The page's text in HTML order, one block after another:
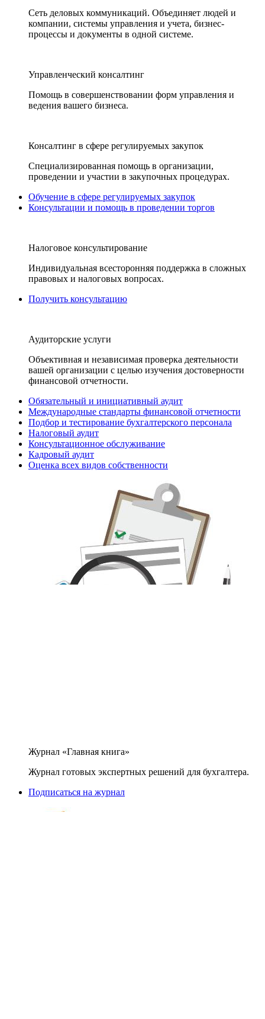
Сеть деловых коммуникаций. Объединяет людей и
компании, системы управления и учета, бизнес-
процессы и документы в одной системе.
Управленческий консалтинг
Помощь в совершенствовании форм управления и
ведения вашего бизнеса.
Консалтинг в сфере регулируемых закупок
Специализированная помощь в организации,
проведении и участии в закупочных процедурах.
Обучение в сфере регулируемых закупок
Консультации и помощь в проведении торгов
Налоговое консультирование
Индивидуальная всесторонняя поддержка в сложных
правовых и налоговых вопросах.
Получить консультацию
Аудиторские услуги
Объективная и независимая проверка деятельности
вашей организации с целью изучения достоверности
финансовой отчетности.
Обязательный и инициативный аудит
Международные стандарты финансовой отчетности
Подбор и тестирование бухгалтерского персонала
Налоговый аудит
Консультационное обслуживание
Кадровый аудит
Оценка всех видов собственности
Журнал «Главная книга»
Журнал готовых экспертных решений для бухгалтера.
Подписаться на журнал